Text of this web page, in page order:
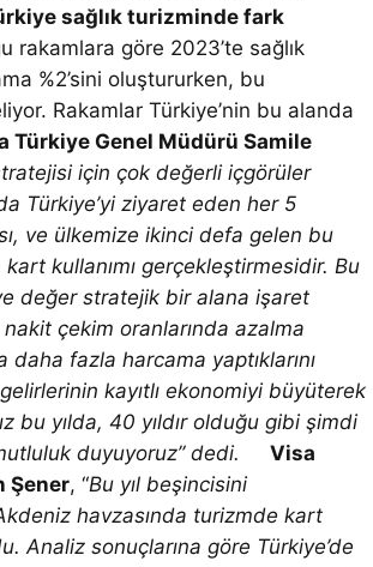
sağlık turizminde fark
rakamlara göre 2023’te sağlık
%2’sini oluştururken, bu
Rakamlar Türkiye’nin bu alanda
Türkiye Genel Müdürü Samile
için çok değerli içgörüler
Türkiye’yi ziyaret eden her 5
ve ülkemize ikinci defa gelen bu
kullanımı gerçekleştirmesidir. Bu
değer stratejik bir alana işaret
çekim oranlarında azalma
fazla harcama yaptıklarını
kayıtlı ekonomiyi büyüterek
bu yılda, 40 yıldır olduğu gibi şimdi
duyuyoruz” dedi.
Visa
Şener, “Bu yıl beşincisini
havzasında turizmde kart
Analiz sonuçlarına göre Türkiye’de